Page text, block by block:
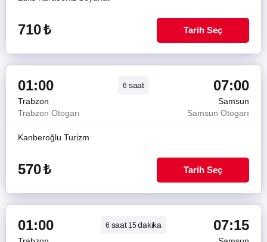
710₺ Tarih Seç
01:00 6 saat 07:00
Trabzon
Samsun
Trabzon Otogarı
Samsun Otogarı
Kanberoğlu Turizm
570₺ Tarih Seç
01:00 6 saat15dakika 07:15